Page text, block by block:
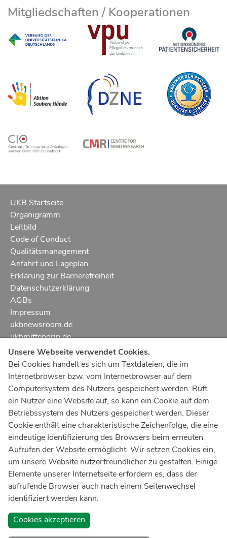
Mitgliedschaften / Kooperationen
UKB Startseite
Organigramm
Leitbild
Code of Conduct
Qualitätsmanagement
Anfahrt und Lageplan
Erklärung zur Barrierefreiheit
Datenschutzerklärung
AGBs
Impressum
ukbnewsroom.de
ukbmittendrin.de
Notruf112
Ärztlicher Notdienst116 117
Giftnotrufzentrale
Tel: +49 22819240
Notfallzentrum Bonn
Kindernotfallzentrum Bonn
UKB-Telefonzentrale
+49 228287 0
Spenden Sie online an das Universitätsklinikum Bonn
Unsere Webseite verwendet Cookies.
Bei Cookies handelt es sich um Textdateien, die im
Internetbrowser bzw. vom Internetbrowser auf dem
Computersystem des Nutzers gespeichert werden. Ruft
ein Nutzer eine Website auf, so kann ein Cookie auf dem
Betriebssystem des Nutzers gespeichert werden. Dieser
Cookie enthält eine charakteristische Zeichenfolge, die eine
eindeutige Identifizierung des Browsers beim erneuten
Aufrufen der Website ermöglicht. Wir setzen Cookies ein,
um unsere Website nutzerfreundlicher zu gestalten. Einige
Elemente unserer Internetseite erfordern es, dass der
aufrufende Browser auch nach einem Seitenwechsel
identifiziert werden kann.
Cookies akzeptieren